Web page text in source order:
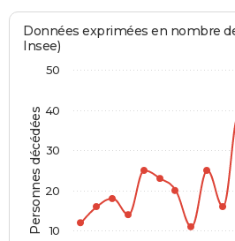
Personnes décédées
Données exprimées en nombre
Insee)
10
20
30
40
50